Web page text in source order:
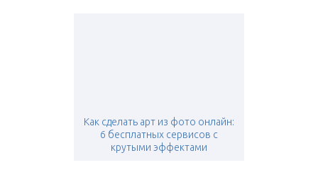
Как сделать арт из фото онлайн:
6 бесплатных сервисов с
крутыми эффектами